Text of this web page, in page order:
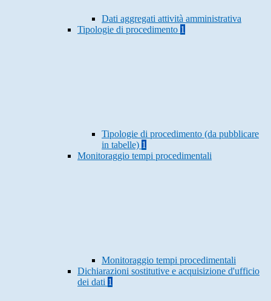
Dati aggregati attività amministrativa
Tipologie di procedimento 1
Tipologie di procedimento (da pubblicare
in tabelle) 1
Monitoraggio tempi procedimentali
Monitoraggio tempi procedimentali
Dichiarazioni sostitutive e acquisizione d'ufficio
dei dati 1